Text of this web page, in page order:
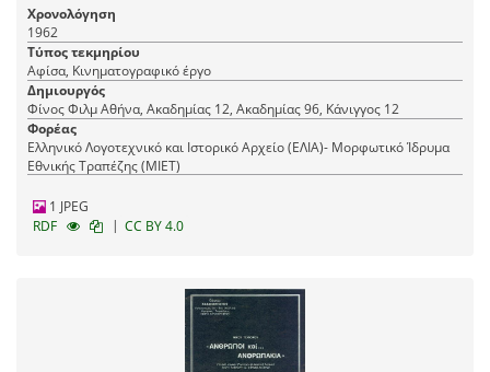
Χρονολόγηση
1962
Τύπος τεκμηρίου
Αφίσα, Κινηματογραφικό έργο
Δημιουργός
Φίνος Φιλμ Αθήνα, Ακαδημίας 12, Ακαδημίας 96, Κάνιγγος 12
Φορέας
Ελληνικό Λογοτεχνικό και Ιστορικό Αρχείο (ΕΛΙΑ)- Μορφωτικό Ίδρυμα
Εθνικής Τραπέζης (ΜΙΕΤ)
1 JPEG
RDF
| CC BY 4.0